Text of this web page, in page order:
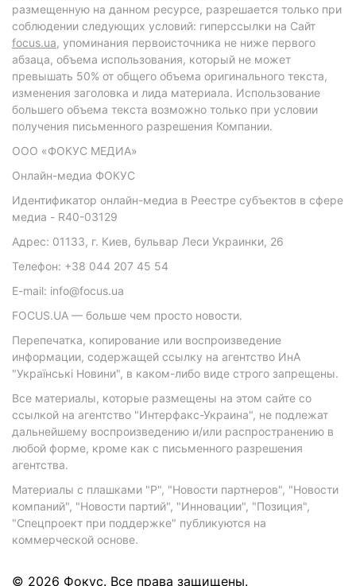
размещенную на данном ресурсе, разрешается только при
соблюдении следующих условий: гиперссылки на Сайт
focus.ua, упоминания первоисточника не ниже первого
абзаца, объема использования, который не может
превышать 50% от общего объема оригинального текста,
изменения заголовка и лида материала. Использование
большего объема текста возможно только при условии
получения письменного разрешения Компании.
ООО «ФОКУС МЕДИА»
Онлайн-медиа ФОКУС
Идентификатор онлайн-медиа в Реестре субъектов в сфере
медиа - R40-03129
Адрес: 01133, г. Киев, бульвар Леси Украинки, 26
Телефон: +38 044 207 45 54
E-mail: info@focus.ua
FOCUS.UA — больше чем просто новости.
Перепечатка, копирование или воспроизведение
информации, содержащей ссылку на агентство ИнА
"Українські Новини", в каком-либо виде строго запрещены.
Все материалы, которые размещены на этом сайте со
ссылкой на агентство "Интерфакс-Украина", не подлежат
дальнейшему воспроизведению и/или распространению в
любой форме, кроме как с письменного разрешения
агентства.
Материалы с плашками "Р", "Новости партнеров", "Новости
компаний", "Новости партий", "Инновации", "Позиция",
"Спецпроект при поддержке" публикуются на
коммерческой основе.
© 2026 Фокус. Все права защищены.